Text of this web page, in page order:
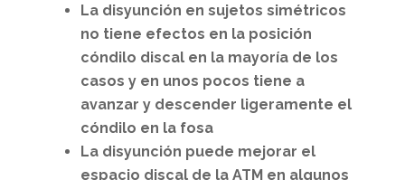
La disyunción en sujetos simétricos
no tiene efectos en la posición
cóndilo discal en la mayoría de los
casos y en unos pocos tiene a
avanzar y descender ligeramente el
cóndilo en la fosa
La disyunción puede mejorar el
espacio discal de la ATM en algunos